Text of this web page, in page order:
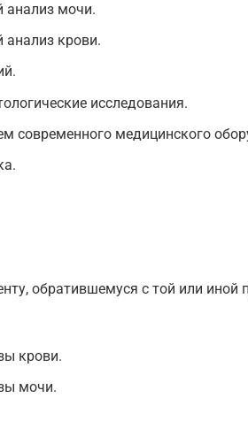
анализ мочи.
крови.
исследования.
современного медицинского
обратившемуся с той или иной
крови.
мочи.